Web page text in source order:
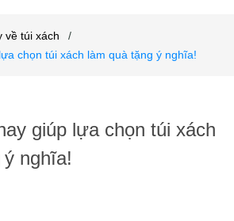
về túi xách
/
chọn túi xách làm quà tặng ý nghĩa!
giúp lựa chọn túi xách
nghĩa!